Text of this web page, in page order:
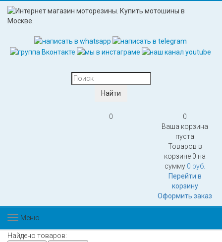
0
Ваша корзина
пуста
Товаров в
корзине 0 на
сумму 0 руб.
Перейти в
корзину
Оформить заказ
0
Меню
Найдено товаров: